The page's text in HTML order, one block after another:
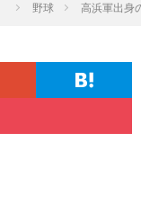
野球 高浜軍出身